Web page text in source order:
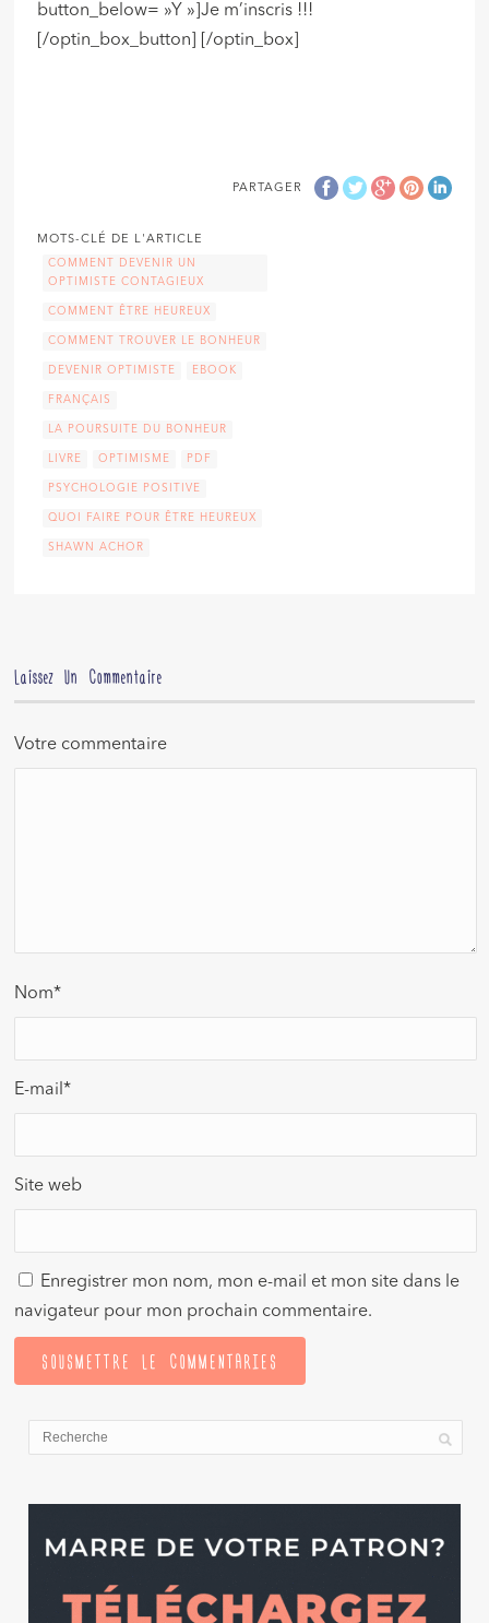
button_below= »Y »]Je m’inscris !!!
[/optin_box_button] [/optin_box]
PARTAGER
MOTS-CLÉ DE L'ARTICLE
COMMENT DEVENIR UN
OPTIMISTE CONTAGIEUX
COMMENT ÊTRE HEUREUX
COMMENT TROUVER LE BONHEUR
DEVENIR OPTIMISTE EBOOK
FRANÇAIS
LA POURSUITE DU BONHEUR
LIVRE OPTIMISME PDF
PSYCHOLOGIE POSITIVE
QUOI FAIRE POUR ÊTRE HEUREUX
SHAWN ACHOR
Laissez Un Commentaire
Votre commentaire
Nom*
E-mail*
Site web
Enregistrer mon nom, mon e-mail et mon site dans le
navigateur pour mon prochain commentaire.